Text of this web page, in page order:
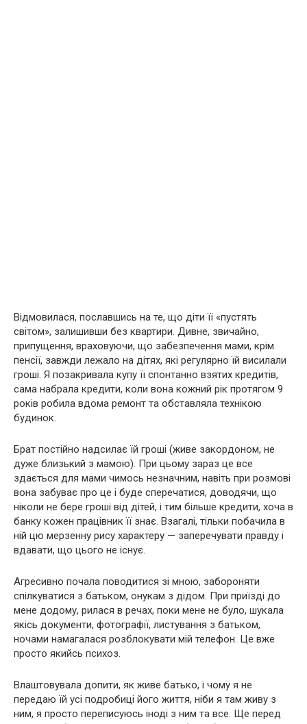
Відмовилася, пославшись на те, що діти її «пустять
світом», залишивши без квартири. Дивне, звичайно,
припущення, враховуючи, що забезпечення мами, крім
пенсії, завжди лежало на дітях, які регулярно їй висилали
гроші. Я позакривала купу її спонтанно взятих кредитів,
сама набрала кредити, коли вона кожний рік протягом 9
років робила вдома ремонт та обставляла технікою
будинок.
Брат постійно надсилає їй гроші (живе закордоном, не
дуже близький з мамою). При цьому зараз це все
здається для мами чимось незначним, навіть при розмові
вона забуває про це і буде сперечатися, доводячи, що
ніколи не бере гроші від дітей, і тим більше кредити, хоча в
банку кожен працівник її знає. Взагалі, тільки побачила в
ній цю мерзенну рису характеру — заперечувати правду і
вдавати, що цього не існує.
Агресивно почала поводитися зі мною, забороняти
спілкуватися з батьком, онукам з дідом. При приїзді до
мене додому, рилася в речах, поки мене не було, шукала
якісь документи, фотографії, листування з батьком,
ночами намагалася розблокувати мій телефон. Це вже
просто якийсь психоз.
Влаштовувала допити, як живе батько, і чому я не
передаю їй усі подробиці його життя, ніби я там живу з
ним, я просто переписуюсь іноді з ним та все. Ще перед